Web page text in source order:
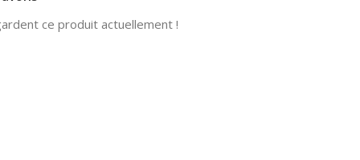
ce produit actuellement !